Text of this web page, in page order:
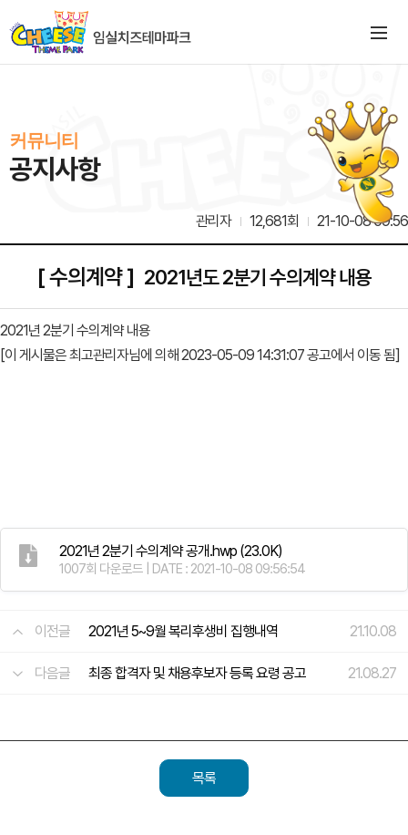
커뮤니티
공지사항
관리자 12,681회 21-10-08 09:56
[ 수의계약 ] 2021년도 2분기 수의계약 내용
2021년 2분기 수의계약 내용
[이 게시물은 최고관리자님에 의해 2023-05-09 14:31:07 공고에서 이동 됨]
2021년 2분기 수의계약 공개.hwp (23.0K)
1007회 다운로드 | DATE : 2021-10-08 09:56:54
이전글 2021년 5~9월 복리후생비 집행내역 21.10.08
다음글 최종 합격자 및 채용후보자 등록 요령 공고 21.08.27
목록